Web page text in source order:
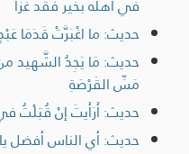
في أهله بخير فقد غزا
حديث: ما اغْبَرَّتْ قَدَمَا
حديث: مَا يَجِدُ الشَّهيد
مَسِّ القَرْصَةِ
حديث: أَرَأَيتَ إنْ قُتِلْتُ
حديث: أي الناس أفضل